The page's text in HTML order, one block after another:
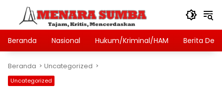
Langsung
konten
Beranda
Nasional Hukum/Kriminal/HAM Berita Desa
Beranda Uncategorized
Uncategorized